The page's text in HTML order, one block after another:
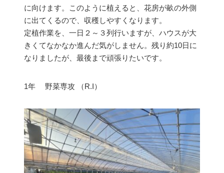
に向けます。このように植えると、花房が畝の外側
に出てくるので、収穫しやすくなります。
定植作業を、一日２～３列行いますが、ハウスが大
きくてなかなか進んだ気がしません。残り約10日に
なりましたが、最後まで頑張りたいです。
1年 野菜専攻 （R.I）